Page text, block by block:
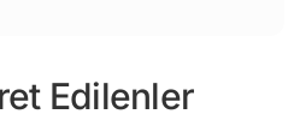
Edilenler